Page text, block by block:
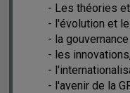
- Les théories
- l'évolution et
- la
- les
-
- l'avenir de la